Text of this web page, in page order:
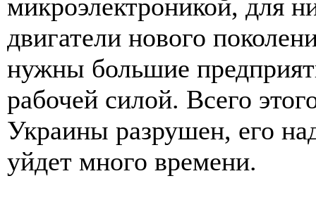
микроэлектроникой, для
двигатели нового
нужны большие
рабочей силой. Всего
Украины разрушен, его
уйдет много времени.